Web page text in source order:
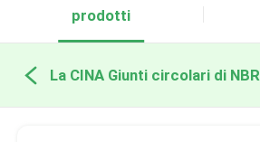
prodotti
La CINA Giunti circolari di NBR